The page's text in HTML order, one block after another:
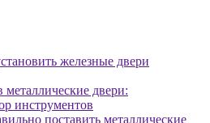
железные двери
металлические двери:
инструментов
поставить металлические